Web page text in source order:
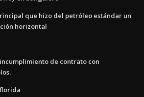
que hizo del petróleo estándar un
horizontal
de contrato con